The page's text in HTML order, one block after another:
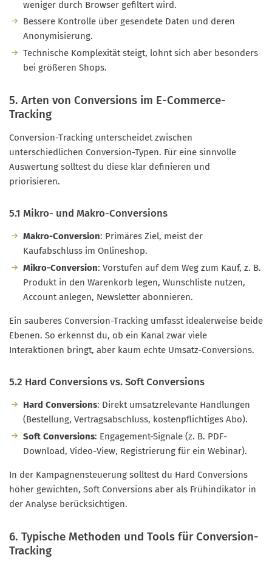
weniger durch Browser gefiltert wird.
Bessere Kontrolle über gesendete Daten und deren
Anonymisierung.
Technische Komplexität steigt, lohnt sich aber besonders
bei größeren Shops.
5. Arten von Conversions im E-Commerce-
Tracking
Conversion-Tracking unterscheidet zwischen
unterschiedlichen Conversion-Typen. Für eine sinnvolle
Auswertung solltest du diese klar definieren und
priorisieren.
5.1 Mikro- und Makro-Conversions
Makro-Conversion: Primäres Ziel, meist der
Kaufabschluss im Onlineshop.
Mikro-Conversion: Vorstufen auf dem Weg zum Kauf, z. B.
Produkt in den Warenkorb legen, Wunschliste nutzen,
Account anlegen, Newsletter abonnieren.
Ein sauberes Conversion-Tracking umfasst idealerweise beide
Ebenen. So erkennst du, ob ein Kanal zwar viele
Interaktionen bringt, aber kaum echte Umsatz-Conversions.
5.2 Hard Conversions vs. Soft Conversions
Hard Conversions: Direkt umsatzrelevante Handlungen
(Bestellung, Vertragsabschluss, kostenpflichtiges Abo).
Soft Conversions: Engagement-Signale (z. B. PDF-
Download, Video-View, Registrierung für ein Webinar).
In der Kampagnensteuerung solltest du Hard Conversions
höher gewichten, Soft Conversions aber als Frühindikator in
der Analyse berücksichtigen.
6. Typische Methoden und Tools für Conversion-
Tracking